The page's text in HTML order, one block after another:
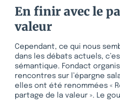
En finir avec le
valeur
Cependant, ce qui nous
dans les débats actuels,
sémantique. Fondact
rencontres sur l’épargne
elles ont été renommées «
partage de la valeur ». Le